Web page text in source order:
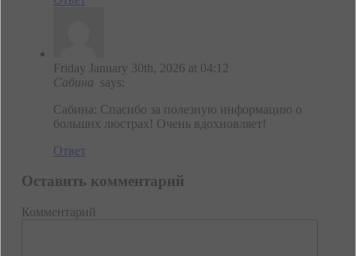
Friday January 30th, 2026 at 04:12
Сабина says:
Сабина: Спасибо за полезную информацию о
больших люстрах! Очень вдохновляет!
Ответ
Оставить комментарий
Комментарий